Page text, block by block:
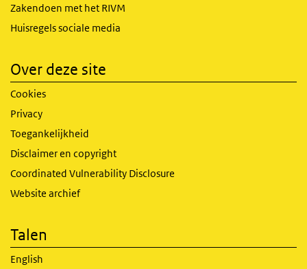
Zakendoen met het RIVM
Huisregels sociale media
Over deze site
Cookies
Privacy
Toegankelijkheid
Disclaimer en copyright
Coordinated Vulnerability Disclosure
Website archief
Talen
English